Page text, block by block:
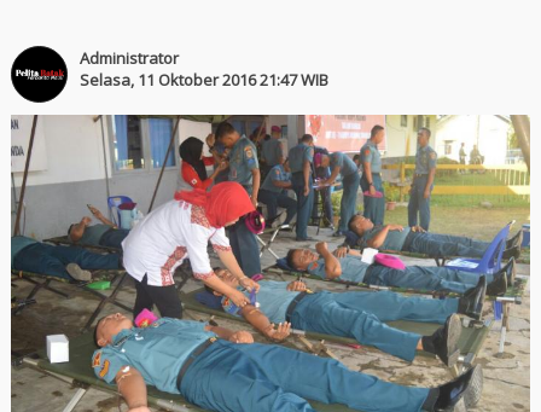
Administrator
Selasa, 11 Oktober 2016 21:47 WIB